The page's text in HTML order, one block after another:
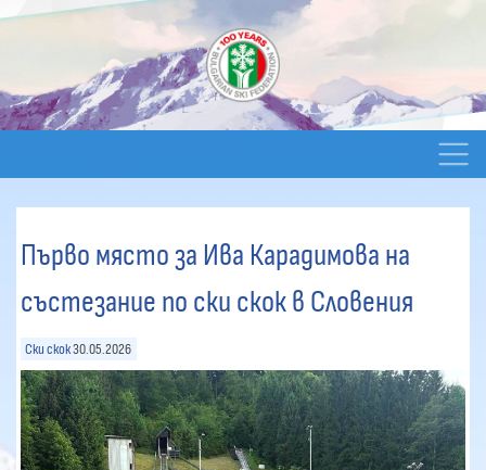
Първо място за Ива Карадимова на
състезание по ски скок в Словения
Ски скок30.05.2026